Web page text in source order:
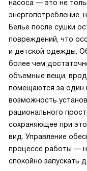
насоса — это не
энергопотребление,
Белье после сушки
повреждений, что
и детской одежды.
более чем
объемные вещи,
помещаются за один
возможность
рационального
сохраняющее при
вид. Управление
процессе работы —
спокойно запускать